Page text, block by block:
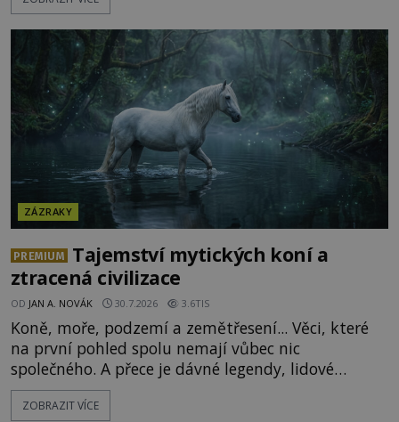
Měšťané pozorují konání muže, který se stává
nesmrtelnou legendou již během
ZÁZRAKY
PREMIUM
Tajemství mytických koní a
ztracená civilizace
OD JAN A. NOVÁK 30.7.2026 3.6TIS
Koně, moře, podzemí a zemětřesení... Věci, které
na první pohled spolu nemají vůbec nic
společného. A přece je dávné legendy, lidové
pohádky i podvědomí psychicky nemocných lidí
podivným způsobem vzájemně propojují. Je
ZOBRAZIT VÍCE